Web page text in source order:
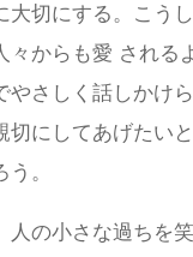
大切にする。こう
々からも愛 される
やさしく話しかけ
切にしてあげたい
。
人の小さな過ちを